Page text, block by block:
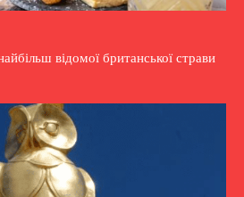
відомої британської страви